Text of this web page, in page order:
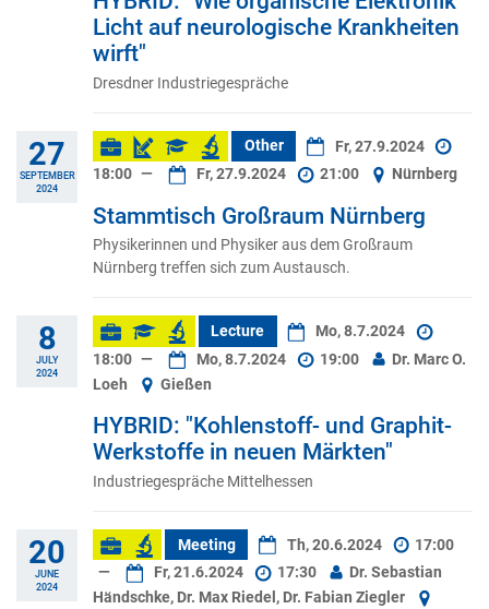
Licht auf neurologische Krankheiten
wirft"
Dresdner Industriegespräche
27
SEPTEMBER
2024
Other
Fr, 27.9.2024
18:00 — Fr, 27.9.2024 21:00 Nürnberg
Stammtisch Großraum Nürnberg
Physikerinnen und Physiker aus dem Großraum
Nürnberg treffen sich zum Austausch.
8
JULY
2024
Lecture
Mo, 8.7.2024
18:00 — Mo, 8.7.2024 19:00
Dr. Marc O.
Loeh
Gießen
HYBRID: "Kohlenstoff- und Graphit-
Werkstoffe in neuen Märkten"
Industriegespräche Mittelhessen
20
JUNE
2024
Meeting Th, 20.6.2024
17:00
—
Fr, 21.6.2024 17:30
Dr. Sebastian
Händschke, Dr. Max Riedel, Dr. Fabian Ziegler